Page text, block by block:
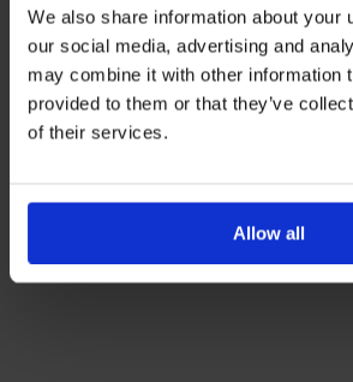
We also share information about your
our social media, advertising and
may combine it with other information
provided to them or that they’ve
of their services.
Allow all
Γυναικεία
Ανδρικά
Εγγραφή
Με την εγγραφή σας, συμφωνείτε να
ενημερωτικά email.
'Οχι, ευχαριστώ